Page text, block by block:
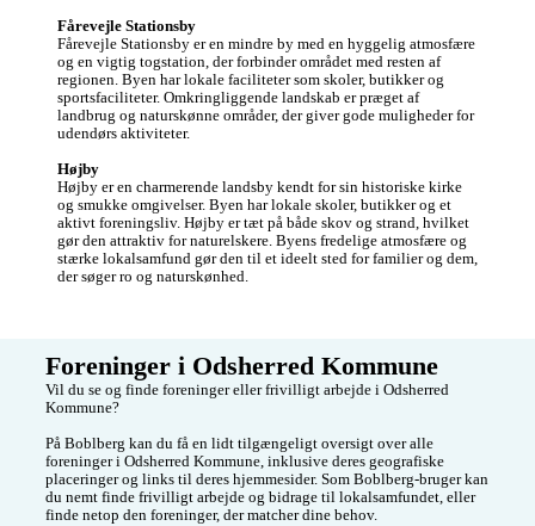
Fårevejle Stationsby
Fårevejle Stationsby er en mindre by med en hyggelig atmosfære
og en vigtig togstation, der forbinder området med resten af
regionen. Byen har lokale faciliteter som skoler, butikker og
sportsfaciliteter. Omkringliggende landskab er præget af
landbrug og naturskønne områder, der giver gode muligheder for
udendørs aktiviteter.
Højby
Højby er en charmerende landsby kendt for sin historiske kirke
og smukke omgivelser. Byen har lokale skoler, butikker og et
aktivt foreningsliv. Højby er tæt på både skov og strand, hvilket
gør den attraktiv for naturelskere. Byens fredelige atmosfære og
stærke lokalsamfund gør den til et ideelt sted for familier og dem,
der søger ro og naturskønhed.
Foreninger i Odsherred Kommune
Vil du se og finde foreninger eller frivilligt arbejde i Odsherred
Kommune?
På Boblberg kan du få en lidt tilgængeligt oversigt over alle
foreninger i Odsherred Kommune, inklusive deres geografiske
placeringer og links til deres hjemmesider. Som Boblberg-bruger kan
du nemt finde frivilligt arbejde og bidrage til lokalsamfundet, eller
finde netop den foreninger, der matcher dine behov.